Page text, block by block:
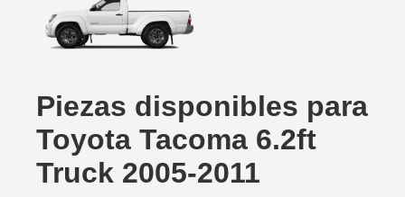
Piezas disponibles para
Toyota Tacoma 6.2ft
Truck 2005-2011